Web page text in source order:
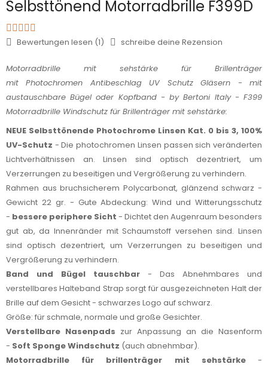
Selbsttönend Motorradbrille F399D
Bewertungen lesen (1) schreibe deine Rezension
Motorradbrille mit sehstärke für Brillenträger
mit Photochromen Antibeschlag UV Schutz Gläsern - mit
austauschbare Bügel oder Kopfband - by Bertoni Italy - F399
Motorradbrille Windschutz für Brillenträger mit sehstärke:
NEUE Selbsttönende Photochrome Linsen Kat. 0 bis 3, 100%
UV-Schutz - Die photochromen Linsen passen sich veränderten
Lichtverhältnissen an. Linsen sind optisch dezentriert, um
Verzerrungen zu beseitigen und Vergrößerung zu verhindern.
Rahmen aus bruchsicherem Polycarbonat, glänzend schwarz -
Gewicht 22 gr. - Gute Abdeckung: Wind und Witterungsschutz
- bessere periphere Sicht - Dichtet den Augenraum besonders
gut ab, da Innenränder mit Schaumstoff versehen sind. Linsen
sind optisch dezentriert, um Verzerrungen zu beseitigen und
Vergrößerung zu verhindern.
Band und Bügel tauschbar - Das Abnehmbares und
verstellbares Halteband Strap sorgt für ausgezeichneten Halt der
Brille auf dem Gesicht - schwarzes Logo auf schwarz.
Größe: für schmale, normale und große Gesichter.
Verstellbare Nasenpads zur Anpassung an die Nasenform
- Soft Sponge Windschutz (auch abnehmbar).
Motorradbrille für brillenträger mit sehstärke-